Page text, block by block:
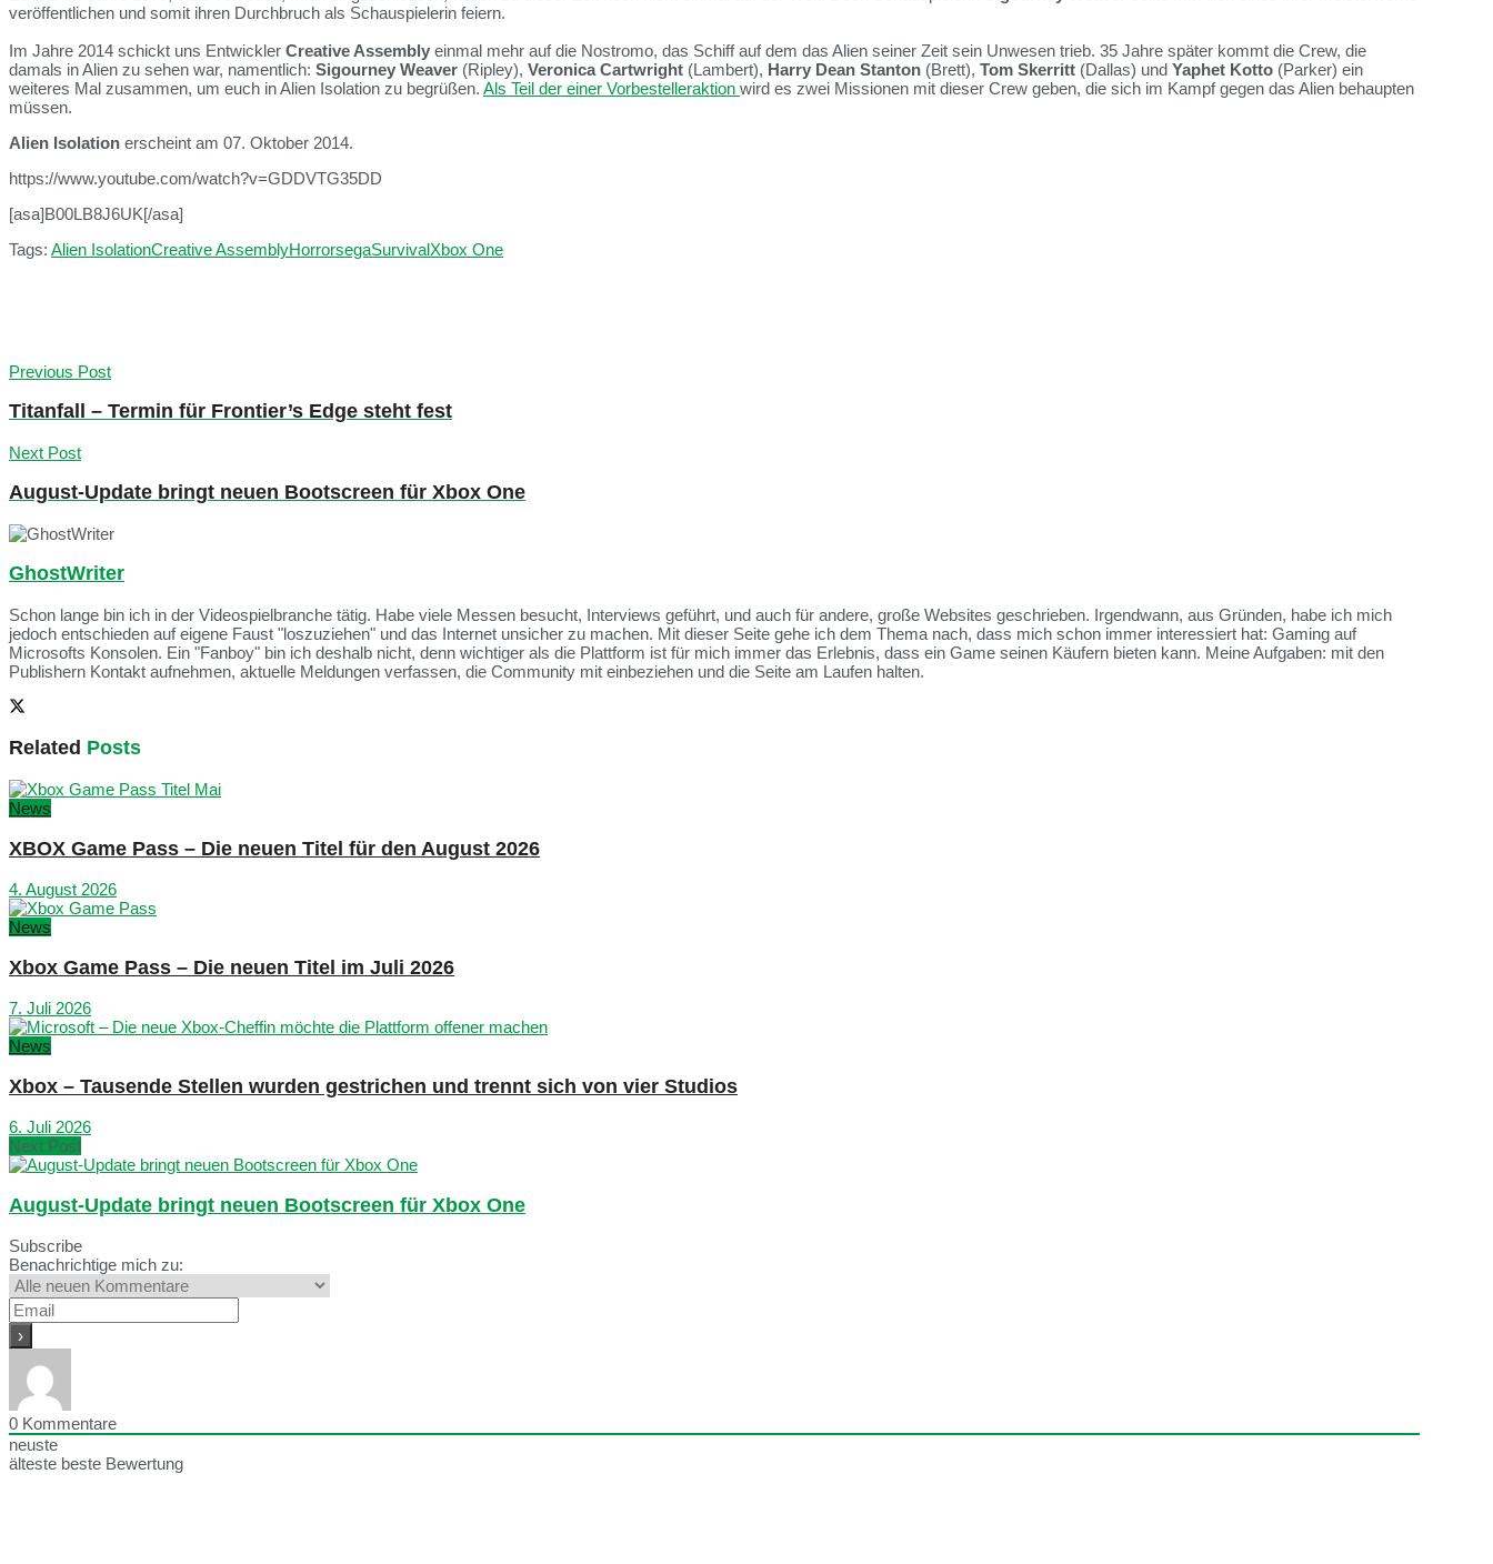
veröffentlichen und somit ihren Durchbruch als Schauspielerin feiern.
Im Jahre 2014 schickt uns Entwickler Creative Assembly einmal mehr auf die Nostromo, das Schiff auf dem das Alien seiner Zeit sein Unwesen trieb. 35 Jahre später kommt die Crew, die
damals in Alien zu sehen war, namentlich: Sigourney Weaver (Ripley), Veronica Cartwright (Lambert), Harry Dean Stanton (Brett), Tom Skerritt (Dallas) und Yaphet Kotto (Parker) ein
weiteres Mal zusammen, um euch in Alien Isolation zu begrüßen. Als Teil der einer Vorbestelleraktion wird es zwei Missionen mit dieser Crew geben, die sich im Kampf gegen das Alien behaupten
müssen.
Alien Isolation erscheint am 07. Oktober 2014.
https://www.youtube.com/watch?v=GDDVTG35DD
[asa]B00LB8J6UK[/asa]
Tags: Alien IsolationCreative AssemblyHorrorsegaSurvivalXbox One
Previous Post
Titanfall – Termin für Frontier’s Edge steht fest
Next Post
August-Update bringt neuen Bootscreen für Xbox One
GhostWriter
Schon lange bin ich in der Videospielbranche tätig. Habe viele Messen besucht, Interviews geführt, und auch für andere, große Websites geschrieben. Irgendwann, aus Gründen, habe ich mich
jedoch entschieden auf eigene Faust "loszuziehen" und das Internet unsicher zu machen. Mit dieser Seite gehe ich dem Thema nach, dass mich schon immer interessiert hat: Gaming auf
Microsofts Konsolen. Ein "Fanboy" bin ich deshalb nicht, denn wichtiger als die Plattform ist für mich immer das Erlebnis, dass ein Game seinen Käufern bieten kann. Meine Aufgaben: mit den
Publishern Kontakt aufnehmen, aktuelle Meldungen verfassen, die Community mit einbeziehen und die Seite am Laufen halten.
Related Posts
News
XBOX Game Pass – Die neuen Titel für den August 2026
4. August 2026
News
Xbox Game Pass – Die neuen Titel im Juli 2026
7. Juli 2026
News
Xbox – Tausende Stellen wurden gestrichen und trennt sich von vier Studios
6. Juli 2026
Next Post
August-Update bringt neuen Bootscreen für Xbox One
Subscribe
Benachrichtige mich zu:
0 Kommentare
neuste
älteste beste Bewertung